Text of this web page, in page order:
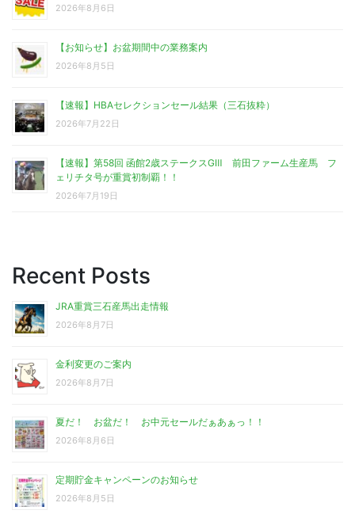
2026年8月6日
【お知らせ】お盆期間中の業務案内
2026年8月5日
【速報】HBAセレクションセール結果（三石抜粋）
2026年7月22日
【速報】第58回 函館2歳ステークスGⅢ 前田ファーム生産馬 フ
ェリチタ号が重賞初制覇！！
2026年7月19日
Recent Posts
JRA重賞三石産馬出走情報
2026年8月7日
金利変更のご案内
2026年8月7日
夏だ！ お盆だ！ お中元セールだぁあぁっ！！
2026年8月6日
定期貯金キャンペーンのお知らせ
2026年8月5日